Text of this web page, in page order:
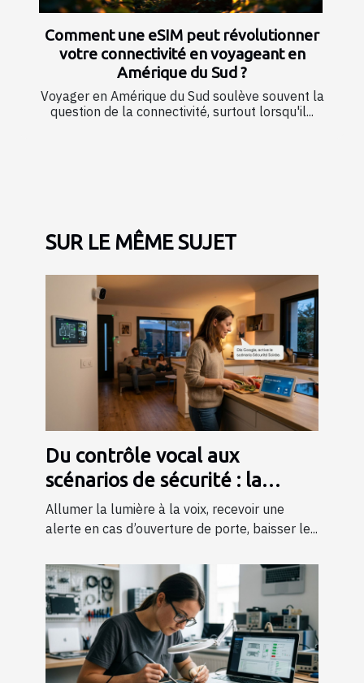
Comment une eSIM peut révolutionner
votre connectivité en voyageant en
Amérique du Sud ?
Voyager en Amérique du Sud soulève souvent la
question de la connectivité, surtout lorsqu'il...
SUR LE MÊME SUJET
Du contrôle vocal aux
scénarios de sécurité : la
maison connectée en action
Allumer la lumière à la voix, recevoir une
alerte en cas d’ouverture de porte, baisser le...